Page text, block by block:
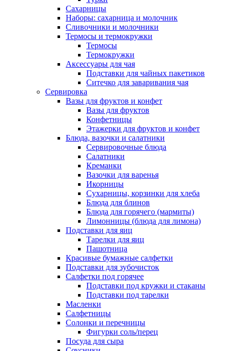
Сахарницы
Наборы: сахарница и молочник
Сливочники и молочники
Термосы и термокружки
Термосы
Термокружки
Аксессуары для чая
Подставки для чайных пакетиков
Ситечко для заваривания чая
Сервировка
Вазы для фруктов и конфет
Вазы для фруктов
Конфетницы
Этажерки для фруктов и конфет
Блюда, вазочки и салатники
Сервировочные блюда
Салатники
Креманки
Вазочки для варенья
Икорницы
Сухарницы, корзинки для хлеба
Блюда для блинов
Блюда для горячего (мармиты)
Лимонницы (блюда для лимона)
Подставки для яиц
Тарелки для яиц
Пашотница
Красивые бумажные салфетки
Подставки для зубочисток
Салфетки под горячее
Подставки под кружки и стаканы
Подставки под тарелки
Масленки
Салфетницы
Солонки и перечницы
Фигурки соль/перец
Посуда для сыра